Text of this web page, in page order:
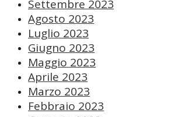
Settembre 2023
Agosto 2023
Luglio 2023
Giugno 2023
Maggio 2023
Aprile 2023
Marzo 2023
Febbraio 2023